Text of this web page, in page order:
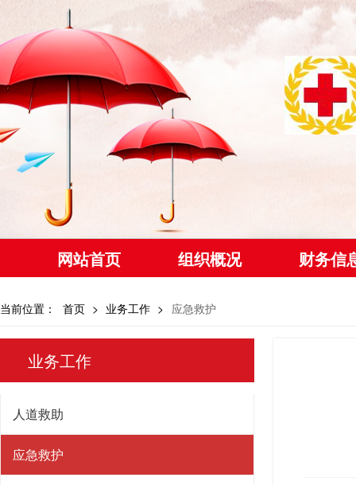
网站首页 组织概况 财务信
当前位置： 首页 > 业务工作 > 应急救护
业务工作
人道救助
应急救护